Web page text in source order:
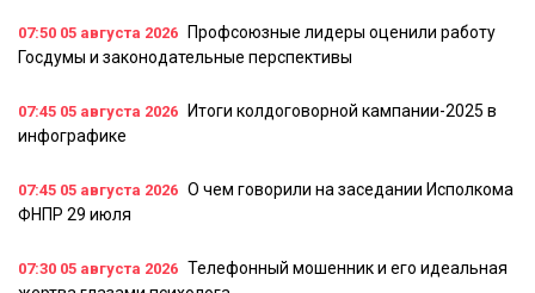
07:50 05 августа 2026
Профсоюзные лидеры оценили работу
Госдумы и законодательные перспективы
07:45 05 августа 2026
Итоги колдоговорной кампании-2025 в
инфографике
07:45 05 августа 2026 О чем говорили на заседании Исполкома
ФНПР 29 июля
07:30 05 августа 2026 Телефонный мошенник и его идеальная